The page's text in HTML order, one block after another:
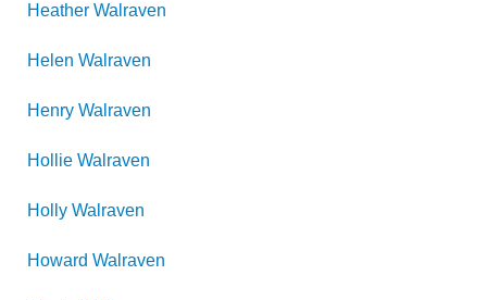
Heather Walraven
Helen Walraven
Henry Walraven
Hollie Walraven
Holly Walraven
Howard Walraven